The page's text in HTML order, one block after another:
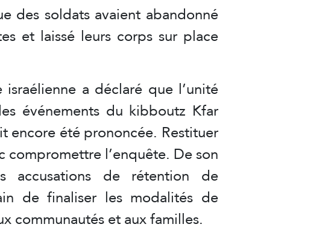
des soldats avaient abandonné
et laissé leurs corps sur place
a déclaré que l’unité
événements du kibboutz Kfar
encore été prononcée. Restituer
l’enquête. De son
accusations de rétention de
de finaliser les modalités de
communautés et aux familles.